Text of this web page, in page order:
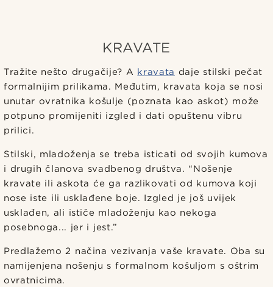
KRAVATE
Tražite nešto drugačije? A kravata daje stilski pečat
formalnijim prilikama. Međutim, kravata koja se nosi
unutar ovratnika košulje (poznata kao askot) može
potpuno promijeniti izgled i dati opuštenu vibru
prilici.
Stilski, mladoženja se treba isticati od svojih kumova
i drugih članova svadbenog društva. “Nošenje
kravate ili askota će ga razlikovati od kumova koji
nose iste ili usklađene boje. Izgled je još uvijek
usklađen, ali ističe mladoženju kao nekoga
posebnoga... jer i jest.”
Predlažemo 2 načina vezivanja vaše kravate. Oba su
namijenjena nošenju s formalnom košuljom s oštrim
ovratnicima.